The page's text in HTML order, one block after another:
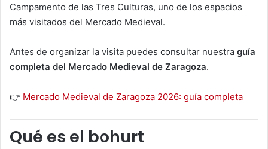
Campamento de las Tres Culturas, uno de los espacios
más visitados del Mercado Medieval.
Antes de organizar la visita puedes consultar nuestra guía
completa del Mercado Medieval de Zaragoza.
👉 Mercado Medieval de Zaragoza 2026: guía completa
Qué es el bohurt